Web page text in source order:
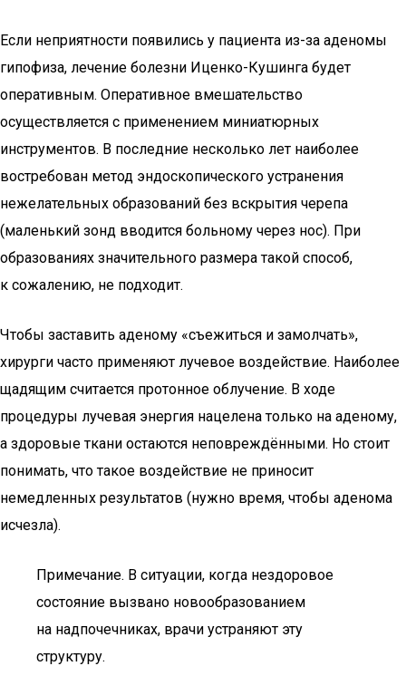
Если неприятности появились у пациента из-за аденомы
гипофиза, лечение болезни Иценко-Кушинга будет
оперативным. Оперативное вмешательство
осуществляется с применением миниатюрных
инструментов. В последние несколько лет наиболее
востребован метод эндоскопического устранения
нежелательных образований без вскрытия черепа
(маленький зонд вводится больному через нос). При
образованиях значительного размера такой способ,
к сожалению, не подходит.
Чтобы заставить аденому «съежиться и замолчать»,
хирурги часто применяют лучевое воздействие. Наиболее
щадящим считается протонное облучение. В ходе
процедуры лучевая энергия нацелена только на аденому,
а здоровые ткани остаются неповреждёнными. Но стоит
понимать, что такое воздействие не приносит
немедленных результатов (нужно время, чтобы аденома
исчезла).
Примечание. В ситуации, когда нездоровое
состояние вызвано новообразованием
на надпочечниках, врачи устраняют эту
структуру.